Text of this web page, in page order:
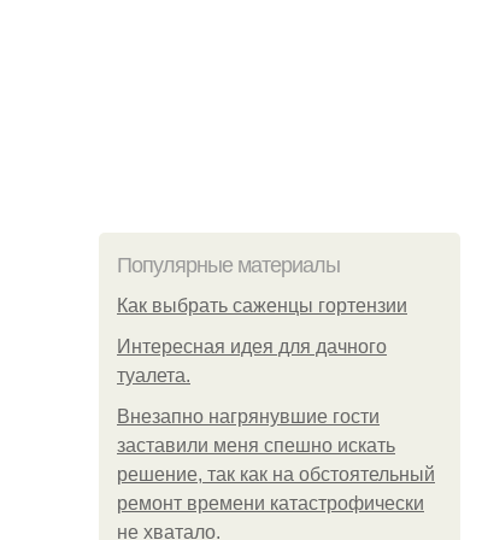
Популярные материалы
Как выбрать саженцы гортензии
Интересная идея для дачного
туалета.
Внезапно нагрянувшие гости
заставили меня спешно искать
решение, так как на обстоятельный
ремонт времени катастрофически
не хватало.